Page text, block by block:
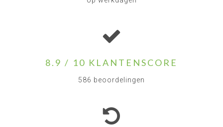
8.9 / 10 KLANTENSCORE
586 beoordelingen